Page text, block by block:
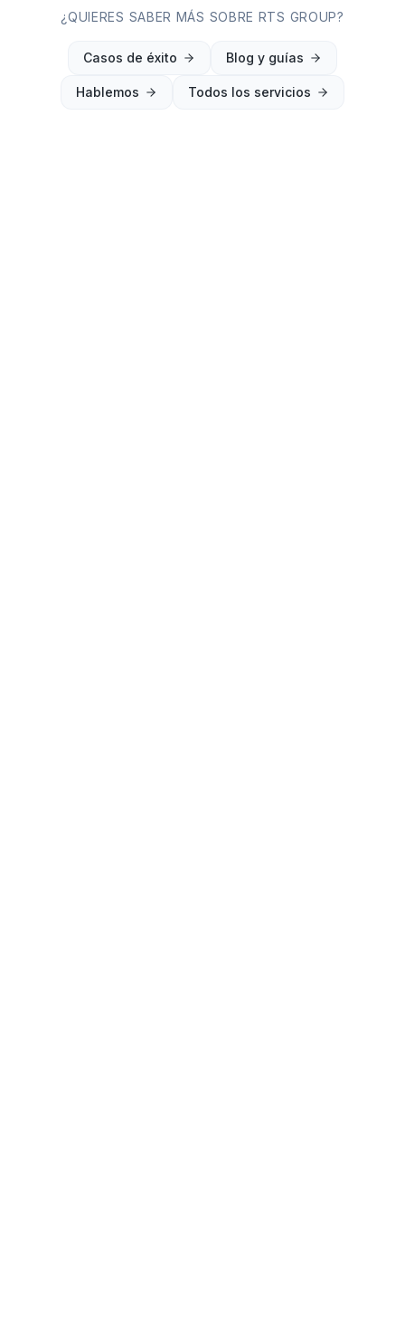
¿QUIERES SABER MÁS SOBRE RTS GROUP?
Casos de éxito Blog y guías
Hablemos Todos los servicios